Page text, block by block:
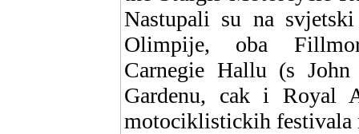
Nastupali su na
Olimpije, oba
Carnegie Hallu (s
Gardenu, cak i Royal
motociklistickih festivala